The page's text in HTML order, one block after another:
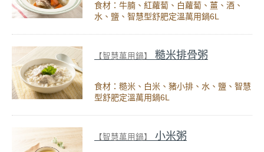
食材：牛腩、紅蘿蔔、白蘿蔔、薑、酒、
水、鹽、智慧型舒肥定溫萬用鍋6L
【智慧萬用鍋】 糙米排骨粥
食材：糙米、白米、豬小排、水、鹽、智慧
型舒肥定溫萬用鍋6L
【智慧萬用鍋】 小米粥